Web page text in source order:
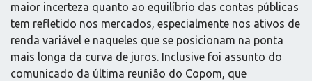
maior incerteza quanto ao equilíbrio das contas públicas
tem refletido nos mercados, especialmente nos ativos de
renda variável e naqueles que se posicionam na ponta
mais longa da curva de juros. Inclusive foi assunto do
comunicado da última reunião do Copom, que